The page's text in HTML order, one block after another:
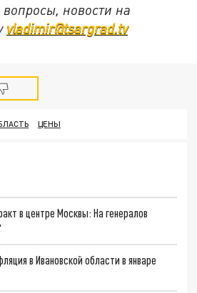
новости на
vladimir@tsargrad.tv
ЦЕНЫ
в центре Москвы: На генералов
в Ивановской области в январе